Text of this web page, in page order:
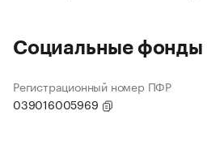
Социальные фонды
Регистрационный номер ПФР
039016005969